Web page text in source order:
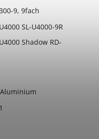
9, 9fach
SL-U4000-9R
Shadow RD-
Aluminium